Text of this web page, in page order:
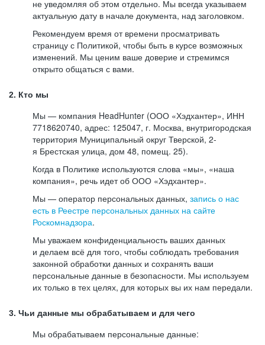
не уведомляя об этом отдельно. Мы всегда указываем
актуальную дату в начале документа, над заголовком.
Рекомендуем время от времени просматривать
страницу с Политикой, чтобы быть в курсе возможных
изменений. Мы ценим ваше доверие и стремимся
открыто общаться с вами.
2. Кто мы
Мы — компания HeadHunter (ООО «Хэдхантер», ИНН
7718620740, адрес: 125047, г. Москва, внутригородская
территория Муниципальный округ Тверской, 2-
я Брестская улица, дом 48, помещ. 25).
Когда в Политике используются слова «мы», «наша
компания», речь идет об ООО «Хэдхантер».
Мы — оператор персональных данных, запись о нас
есть в Реестре персональных данных на сайте
Роскомнадзора.
Мы уважаем конфиденциальность ваших данных
и делаем всё для того, чтобы соблюдать требования
законной обработки данных и сохранять ваши
персональные данные в безопасности. Мы используем
их только в тех целях, для которых вы их нам передали.
3. Чьи данные мы обрабатываем и для чего
Мы обрабатываем персональные данные: